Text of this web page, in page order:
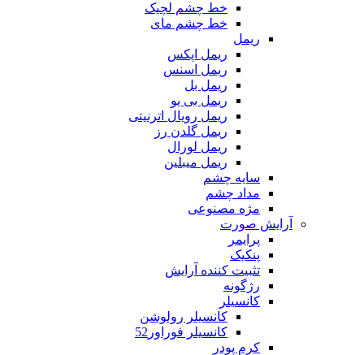
خط چشم لچیک
خط چشم مای
ریمل
ریمل اپکس
ریمل اسنس
ریمل بل
ریمل بی یو
ریمل رویال اترنیتی
ریمل گلدن رز
ریمل لورال
ریمل میبلین
سایه چشم
مداد چشم
مژه مصنوعی
آرایش صورت
پرایمر
پنکیک
تثبیت کننده آرایش
رژگونه
کانسیلر
کانسیلر رولوشن
کانسیلر فوراور52
کرم پودر